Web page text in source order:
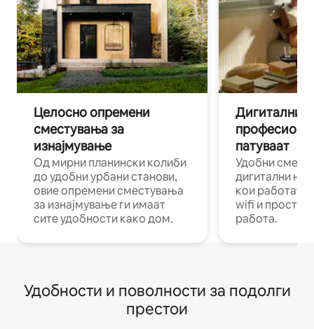
Целосно опремени
сместувања за
изнајмување
Од мирни планински колиби
до удобни урбани станови,
овие опремени сместувања
за изнајмување ги имаат
сите удобности како дом.
Дигитални
патуваат
Удобни
дигитални
кои работат
wifi и
работа.
Удобности и поволности за подолги
престои